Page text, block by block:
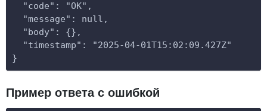
  "code": "OK",
  "message": null,
  "body": {},
  "timestamp": "2025-04-01T15:02:09.427Z"
}
Пример ответа с ошибкой